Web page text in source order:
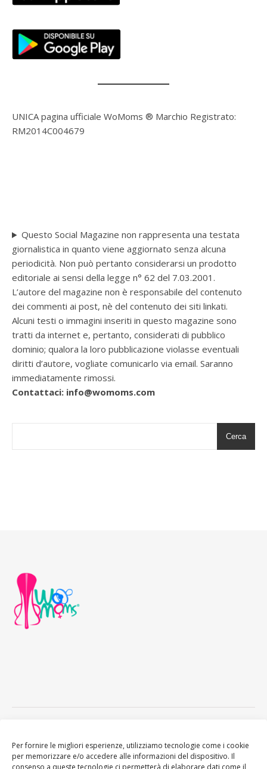
Per fornire le migliori esperienze, utilizziamo tecnologie come i cookie
per memorizzare e/o accedere alle informazioni del dispositivo. Il
consenso a queste tecnologie ci permetterà di elaborare dati come il
UNICA pagina ufficiale WoMoms ® Marchio Registrato:
RM2014C004679
Questo Social Magazine non rappresenta una testata
giornalistica in quanto viene aggiornato senza alcuna
periodicità. Non può pertanto considerarsi un prodotto
editoriale ai sensi della legge n° 62 del 7.03.2001.
L’autore del magazine non è responsabile del contenuto
dei commenti ai post, nè del contenuto dei siti linkati.
Alcuni testi o immagini inseriti in questo magazine sono
tratti da internet e, pertanto, considerati di pubblico
dominio; qualora la loro pubblicazione violasse eventuali
diritti d’autore, vogliate comunicarlo via email. Saranno
immediatamente rimossi.
Contattaci: info@womoms.com
Cerca
Royal.